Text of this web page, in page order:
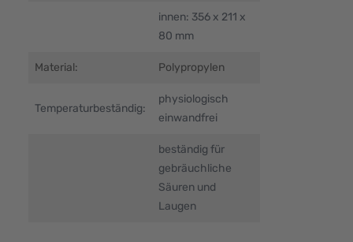
innen: 356 x 211 x
80 mm
Material: Polypropylen
Temperaturbeständig:
physiologisch
einwandfrei
beständig für
gebräuchliche
Säuren und
Laugen